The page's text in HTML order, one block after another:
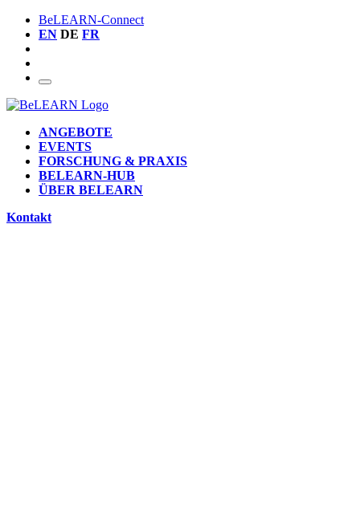
BeLEARN-Connect
EN DE FR
ANGEBOTE
EVENTS
FORSCHUNG & PRAXIS
BELEARN-HUB
ÜBER BELEARN
Kontakt